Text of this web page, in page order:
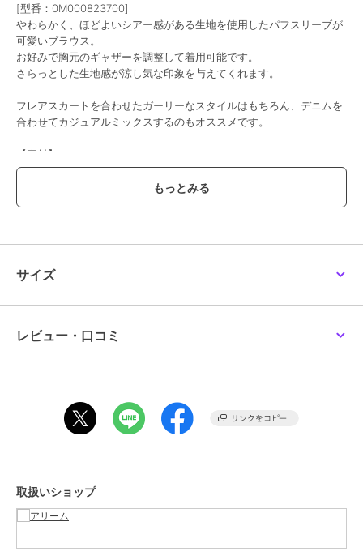
[型番：0M000823700]
やわらかく、ほどよいシアー感がある生地を使用したパフスリーブが
可愛いブラウス。
お好みで胸元のギャザーを調整して着用可能です。
さらっとした生地感が涼し気な印象を与えてくれます。
フレアスカートを合わせたガーリーなスタイルはもちろん、デニムを
合わせてカジュアルミックスするのもオススメです。
【素材】
少ししっとり感のある生地を使用しています。
【お手入れ方法】
生地の厚さ[普通]
光沢感[ややあり]
ポケット[なし]
ざいます。
ショップ
商品カテゴリ
サイズ
レビュー・口コミ
取扱いショップ